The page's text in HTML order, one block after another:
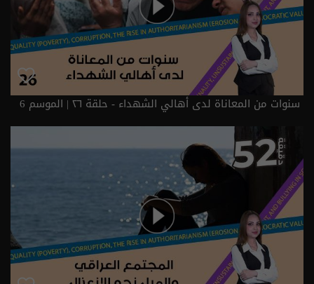
سنوات من المعاناة لدى أهالي الشهداء - حلقة ٢٦ | الموسم 6